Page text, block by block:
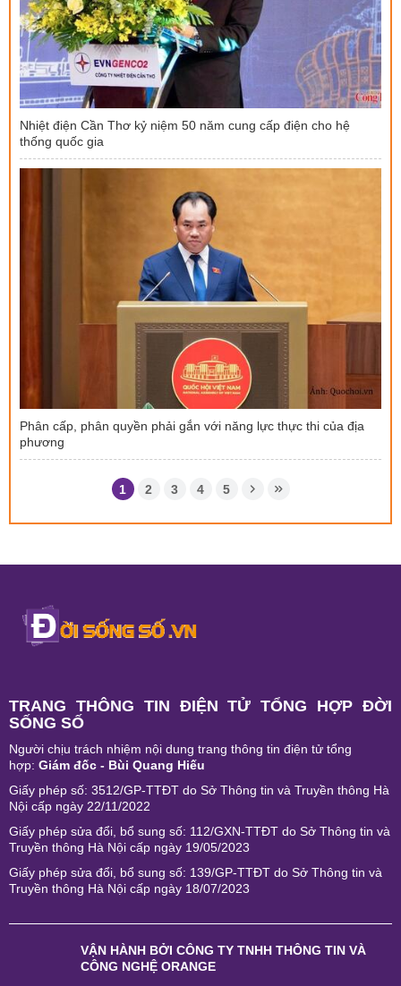
Nhiệt điện Cần Thơ kỷ niệm 50 năm cung cấp điện cho hệ
thống quốc gia
Phân cấp, phân quyền phải gắn với năng lực thực thi của địa
phương
1 2 3 4 5
TRANG THÔNG TIN ĐIỆN TỬ TỔNG HỢP ĐỜI
SỐNG SỐ
Người chịu trách nhiệm nội dung trang thông tin điện tử tổng
hợp: Giám đốc - Bùi Quang Hiếu
Giấy phép số: 3512/GP-TTĐT do Sở Thông tin và Truyền thông Hà
Nội cấp ngày 22/11/2022
Giấy phép sửa đổi, bổ sung số: 112/GXN-TTĐT do Sở Thông tin và
Truyền thông Hà Nội cấp ngày 19/05/2023
Giấy phép sửa đổi, bổ sung số: 139/GP-TTĐT do Sở Thông tin và
Truyền thông Hà Nội cấp ngày 18/07/2023
VẬN HÀNH BỞI CÔNG TY TNHH THÔNG TIN VÀ
CÔNG NGHỆ ORANGE